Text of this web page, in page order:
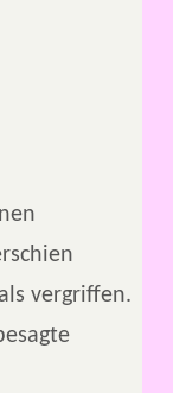
vergriffen.